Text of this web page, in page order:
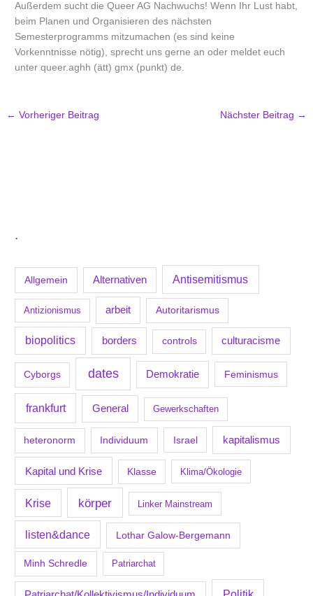
.
Allgemein Alternativen Antisemitismus
Antizionismus arbeit Autoritarismus
biopolitics borders controls culturacisme
Cyborgs dates Demokratie Feminismus
frankfurt General Gewerkschaften
heteronorm Individuum Israel kapitalismus
Kapital und Krise Klasse Klima/Ökologie
Krise körper Linker Mainstream
listen&dance Lothar Galow-Bergemann
Minh Schredle Patriarchat
Außerdem sucht die Queer AG Nachwuchs! Wenn Ihr Lust habt,
beim Planen und Organisieren des nächsten
Semesterprogramms mitzumachen (es sind keine
Vorkenntnisse nötig), sprecht uns gerne an oder meldet euch
unter queer.aghh (ätt) gmx (punkt) de.
← Vorheriger Beitrag Nächster Beitrag →